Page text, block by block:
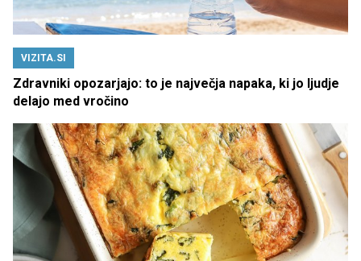
VIZITA.SI
Zdravniki opozarjajo: to je največja napaka, ki jo ljudje
delajo med vročino